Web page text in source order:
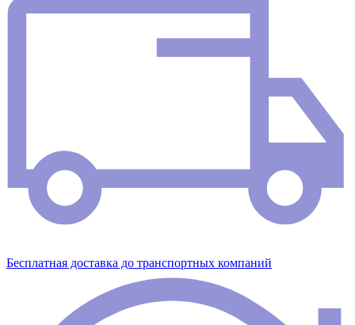
Бесплатная доставка до транспортных компаний